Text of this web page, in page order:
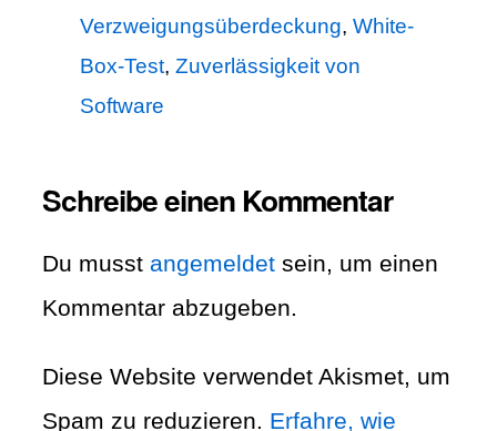
Verzweigungsüberdeckung, White-
Box-Test, Zuverlässigkeit von
Software
Schreibe einen Kommentar
Du musst angemeldetsein, um einen
Kommentar abzugeben.
Diese Website verwendet Akismet, um
Spam zu reduzieren. Erfahre, wie